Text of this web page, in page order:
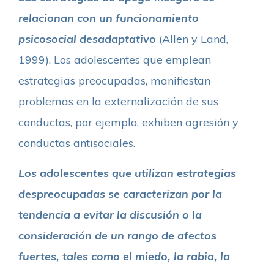
relacionan con un funcionamiento
psicosocial desadaptativo (Allen y Land,
1999). Los adolescentes que emplean
estrategias preocupadas, manifiestan
problemas en la externalización de sus
conductas, por ejemplo, exhiben agresión y
conductas antisociales.
Los adolescentes que utilizan estrategias
despreocupadas se caracterizan por la
tendencia a evitar la discusión o la
consideración de un rango de afectos
fuertes, tales como el miedo, la rabia, la